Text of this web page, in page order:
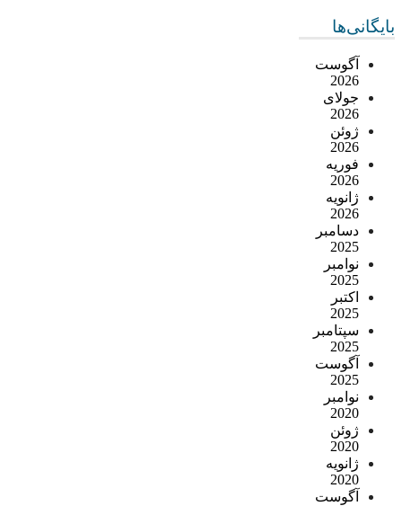
بایگانی‌ها
آگوست
2026
جولای
2026
ژوئن
2026
فوریه
2026
ژانویه
2026
دسامبر
2025
نوامبر
2025
اکتبر
2025
سپتامبر
2025
آگوست
2025
نوامبر
2020
ژوئن
2020
ژانویه
2020
آگوست